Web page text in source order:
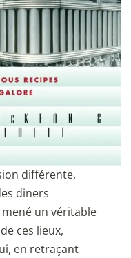
différente,
diners
un véritable
ces lieux,
en retraçant